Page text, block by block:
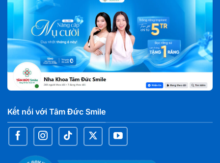
Nha khoa Tâm Đức Smile – CN Biên Hoà, Đồng
Nai
827 Phạm Văn Thuận, Phường Tam Hiệp, tỉnh Đồng
Nai
Nha khoa Tâm Đức Smile – CN Đại Phước, Đồng
C7 chợ Đại Phước, xã Đại Phước, Tỉnh Đồng Nai
Nha khoa Tâm Đức Smile – CN Nguyễn Văn Cừ,
Cần Thơ
Kết nối với Tâm Đức Smile